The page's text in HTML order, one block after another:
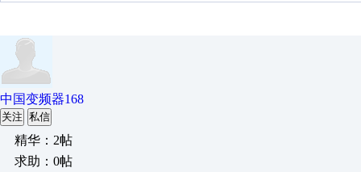
中国变频器168
关注 私信
精华：2帖
求助：0帖